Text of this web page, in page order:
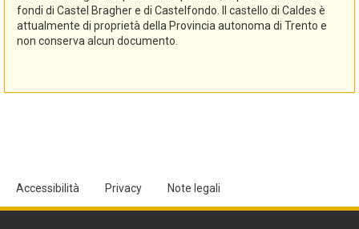
fondi di Castel Bragher e di Castelfondo. Il castello di Caldes è
attualmente di proprietà della Provincia autonoma di Trento e
non conserva alcun documento.
Accessibilità Privacy Note legali